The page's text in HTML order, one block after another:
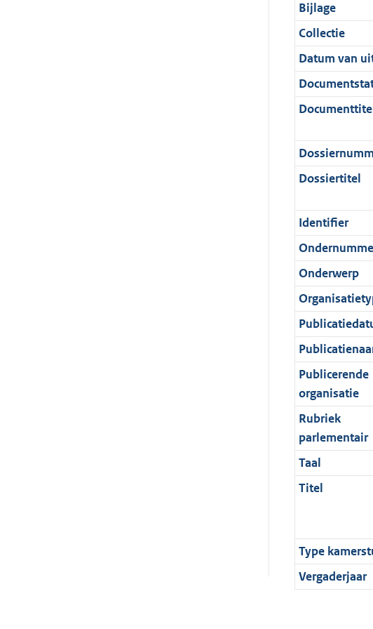
i
e
i
n
f
o
m
a
t
4
6
K
b
t
i
e
i
n
f
r
m
a
t
:
1
0
K
b
a
t
i
e
i
n
o
r
a
a
t
e
:
1
2
K
b
c
a
t
i
e
i
f
o
m
a
a
t
t
e
:
9
K
b
Bijlage
Collectie
Datum van
Dossiertitel
Identifier
Onderwerp
Publicerende
organisatie
Rubriek
parlementair
Taal
Titel
Type
Vergaderjaar